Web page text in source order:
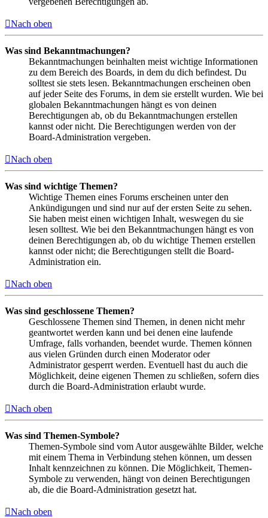
Nach oben
Was sind Bekanntmachungen?
Bekanntmachungen beinhalten meist wichtige Informationen
zu dem Bereich des Boards, in dem du dich befindest. Du
solltest sie stets lesen. Bekanntmachungen erscheinen oben
auf jeder Seite des Forums, in dem sie erstellt wurden. Wie bei
globalen Bekanntmachungen hängt es von deinen
Berechtigungen ab, ob du Bekanntmachungen erstellen
kannst oder nicht. Die Berechtigungen werden von der
Board-Administration vergeben.
Nach oben
Was sind wichtige Themen?
Wichtige Themen eines Forums erscheinen unter den
Ankündigungen und sind nur auf der ersten Seite zu sehen.
Sie haben meist einen wichtigen Inhalt, weswegen du sie
lesen solltest. Wie bei den Bekanntmachungen hängt es von
deinen Berechtigungen ab, ob du wichtige Themen erstellen
kannst oder nicht; die Berechtigungen stellt die Board-
Administration ein.
Nach oben
Was sind geschlossene Themen?
Geschlossene Themen sind Themen, in denen nicht mehr
geantwortet werden kann und bei denen eine laufende
Umfrage, falls vorhanden, beendet wurde. Themen können
aus vielen Gründen durch einen Moderator oder
Administrator gesperrt werden. Eventuell hast du auch die
Möglichkeit, deine eigenen Themen zu schließen, sofern dies
durch die Board-Administration erlaubt wurde.
Nach oben
Was sind Themen-Symbole?
Themen-Symbole sind vom Autor ausgewählte Bilder, welche
mit einem Thema in Verbindung stehen können, um dessen
Inhalt kennzeichnen zu können. Die Möglichkeit, Themen-
Symbole zu verwenden, hängt von deinen Berechtigungen
ab, die die Board-Administration gesetzt hat.
Nach oben